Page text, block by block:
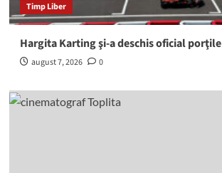
Timp Liber
Hargita Karting şi-a deschis oficial porţile
august 7, 2026 0